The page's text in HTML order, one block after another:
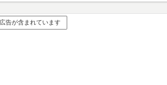
告が含まれています